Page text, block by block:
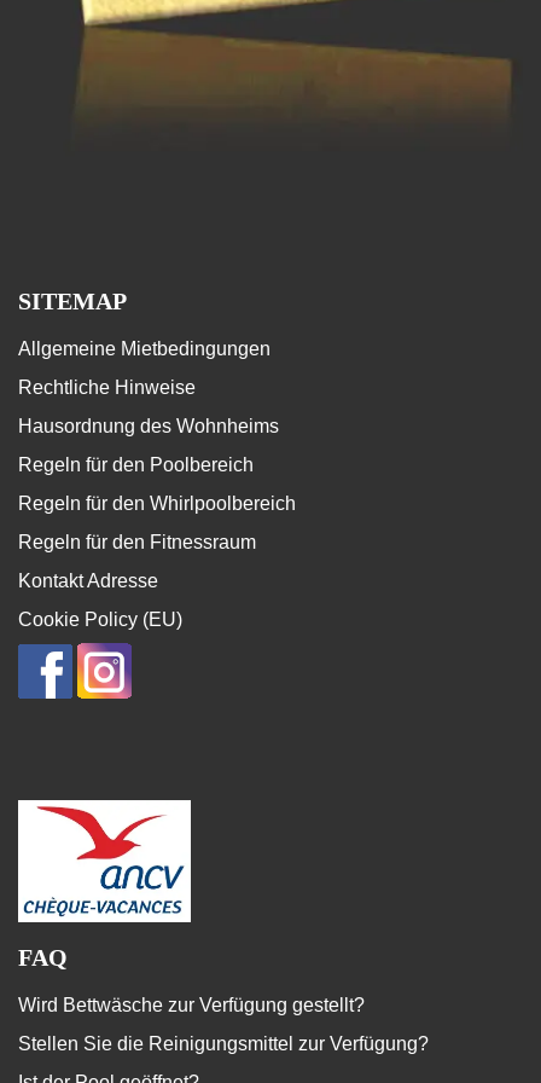
SITEMAP
Allgemeine Mietbedingungen
Rechtliche Hinweise
Hausordnung des Wohnheims
Regeln für den Poolbereich
Regeln für den Whirlpoolbereich
Regeln für den Fitnessraum
Kontakt Adresse
Cookie Policy (EU)
FAQ
Wird Bettwäsche zur Verfügung gestellt?
Stellen Sie die Reinigungsmittel zur Verfügung?